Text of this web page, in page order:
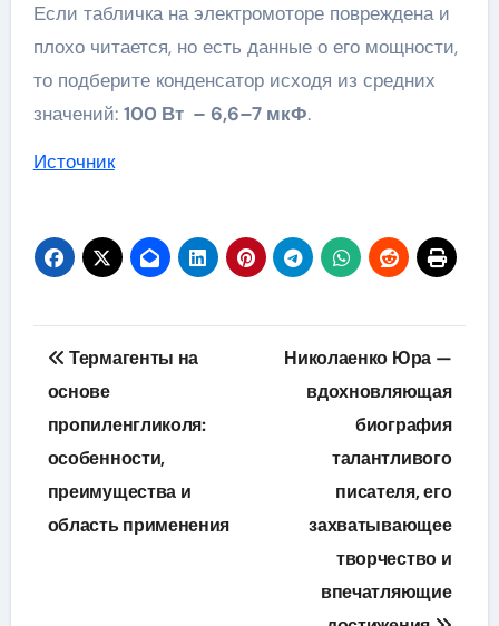
Если табличка на электромоторе повреждена и
плохо читается, но есть данные о его мощности,
то подберите конденсатор исходя из средних
значений: 100 Вт – 6,6–7 мкФ.
Источник
Навигация
по
записям
Термагенты на
основе
пропиленгликоля:
особенности,
преимущества и
область применения
Николаенко Юра —
вдохновляющая
биография
талантливого
писателя, его
захватывающее
творчество и
впечатляющие